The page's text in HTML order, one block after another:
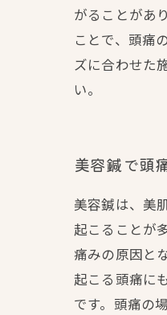
がることがあ
ことで、頭痛
ズに合わせた
い。
美容鍼で頭
美容鍼は、美
起こることが
痛みの原因と
起こる頭痛に
です。頭痛の